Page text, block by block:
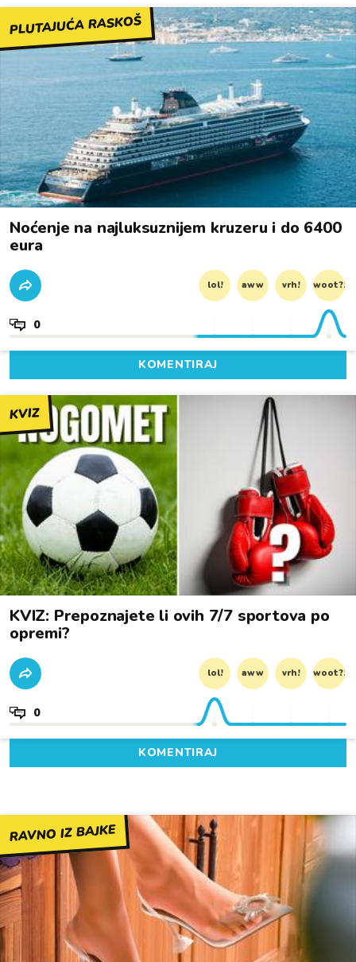
PLUTAJUĆA RASKOŠ
Noćenje na najluksuznijem kruzeru i do 6400
eura
lol! aww vrh! woot?!
0
KOMENTIRAJ
KVIZ
KVIZ: Prepoznajete li ovih 7/7 sportova po
opremi?
lol! aww vrh! woot?!
0
KOMENTIRAJ
RAVNO IZ BAJKE